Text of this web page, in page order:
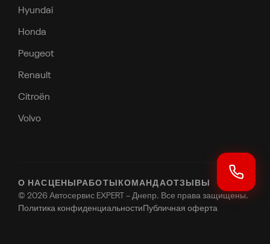
Hyundai
Honda
Peugeot
Renault
Citroën
Volvo
О НАС ЦЕНЫ РАБОТЫ КОМАНДАОТЗЫВЫ
© 2026 Автосервис EXPERT – Днепр. Все права защищены.
Политика конфиденциальности Публичная оферта